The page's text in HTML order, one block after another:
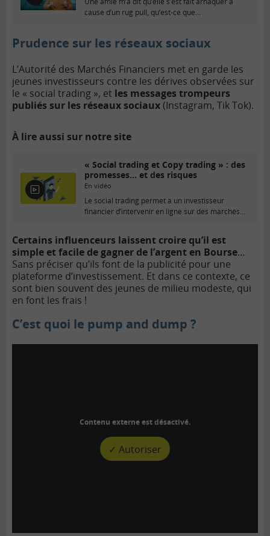
n
d
cause d’un rug pull, qu’est-ce que...
Prudence sur les réseaux sociaux
L’Autorité des Marchés Financiers met en garde les
jeunes investisseurs contre les dérives observées sur
le « social trading », et les messages trompeurs
publiés sur les réseaux sociaux(Instagram, Tik Tok).
À lire aussi sur notre site
E
n
d
é
o
« Social trading et Copy trading » : des
promesses… et des risques
En vidéo
Le social trading permet à un investisseur
financier d’intervenir en ligne sur des marchés
Certains influenceurs laissent croire qu’il est
simple et facile de gagner de l’argent en Bourse…
Sans préciser qu’ils font de la publicité pour une
plateforme d’investissement. Et dans ce contexte, ce
sont bien souvent des jeunes de milieu modeste, qui
en font les frais !
C’est quoi le pump and dump ?
Contenu externe est désactivé.
✓ Autoriser